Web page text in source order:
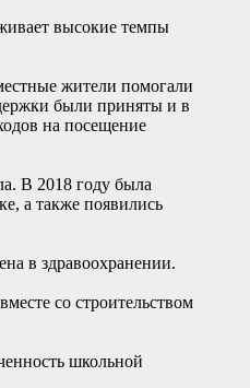
высокие темпы
жители помогали
были приняты и в
на посещение
В 2018 году была
а также появились
в здравоохранении.
со строительством
школьной